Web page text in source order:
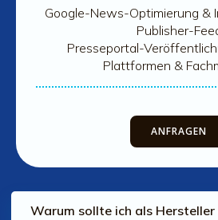
Google-News-Optimierung &
Publisher-
Presseportal-
Plattformen &
ANFRAGEN
Warum sollte ich als